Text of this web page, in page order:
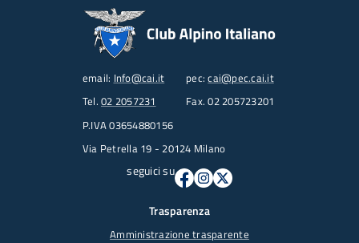
email: Info@cai.it pec:cai@pec.cai.it
Tel. 02 2057231
Fax. 02 205723201
P.IVA 03654880156
Via Petrella 19 - 20124 Milano
seguici su
Trasparenza
Amministrazione trasparente